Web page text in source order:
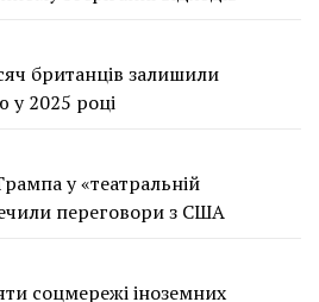
британців залишили
у 2025 році
у «театральній
переговори з США
соцмережі іноземних